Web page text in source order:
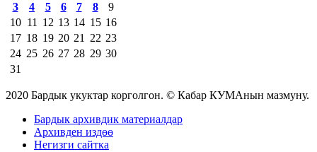
3
4 5 6 7 8
9
10 11 12 13 14 15 16
17 18 19 20 21 22 23
24 25 26 27 28 29 30
31
2020 Бардык укуктар корголгон. © Кабар КУМАнын мазмуну.
Бардык архивдик материалдар
Архивден издөө
Негизги сайтка